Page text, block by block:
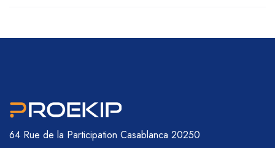
64 Rue de la Participation Casablanca 20250